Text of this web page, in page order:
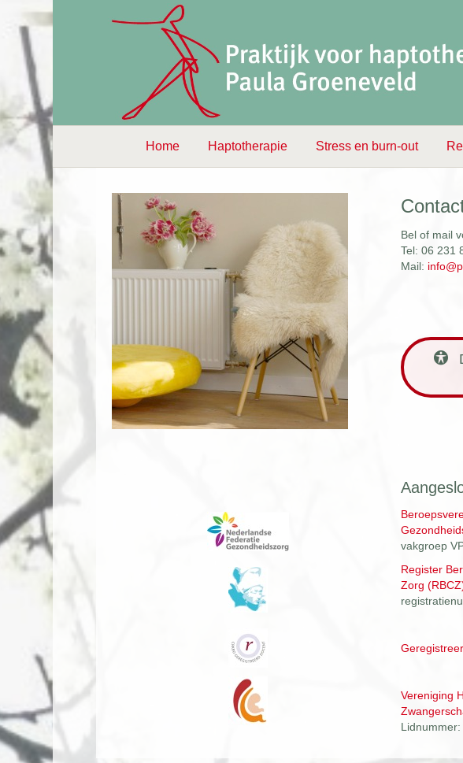
Home Haptotherapie Stress en burn-out
Praktijkgegevens
Bel of mail
Tel: 06 231
Mail:
vakgroep
Register
Zorg
Vereniging
Lidnummer: